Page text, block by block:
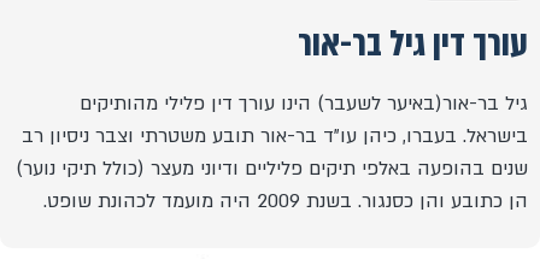
עורך דין גיל בר-אור
גיל בר-אור(באיער לשעבר) הינו עורך דין פלילי מהותיקים
בישראל. בעברו, כיהן עו"ד בר-אור תובע משטרתי וצבר ניסיון רב
שנים בהופעה באלפי תיקים פליליים ודיוני מעצר (כולל תיקי נוער)
הן כתובע והן כסנגור. בשנת 2009 היה מועמד לכהונת שופט.